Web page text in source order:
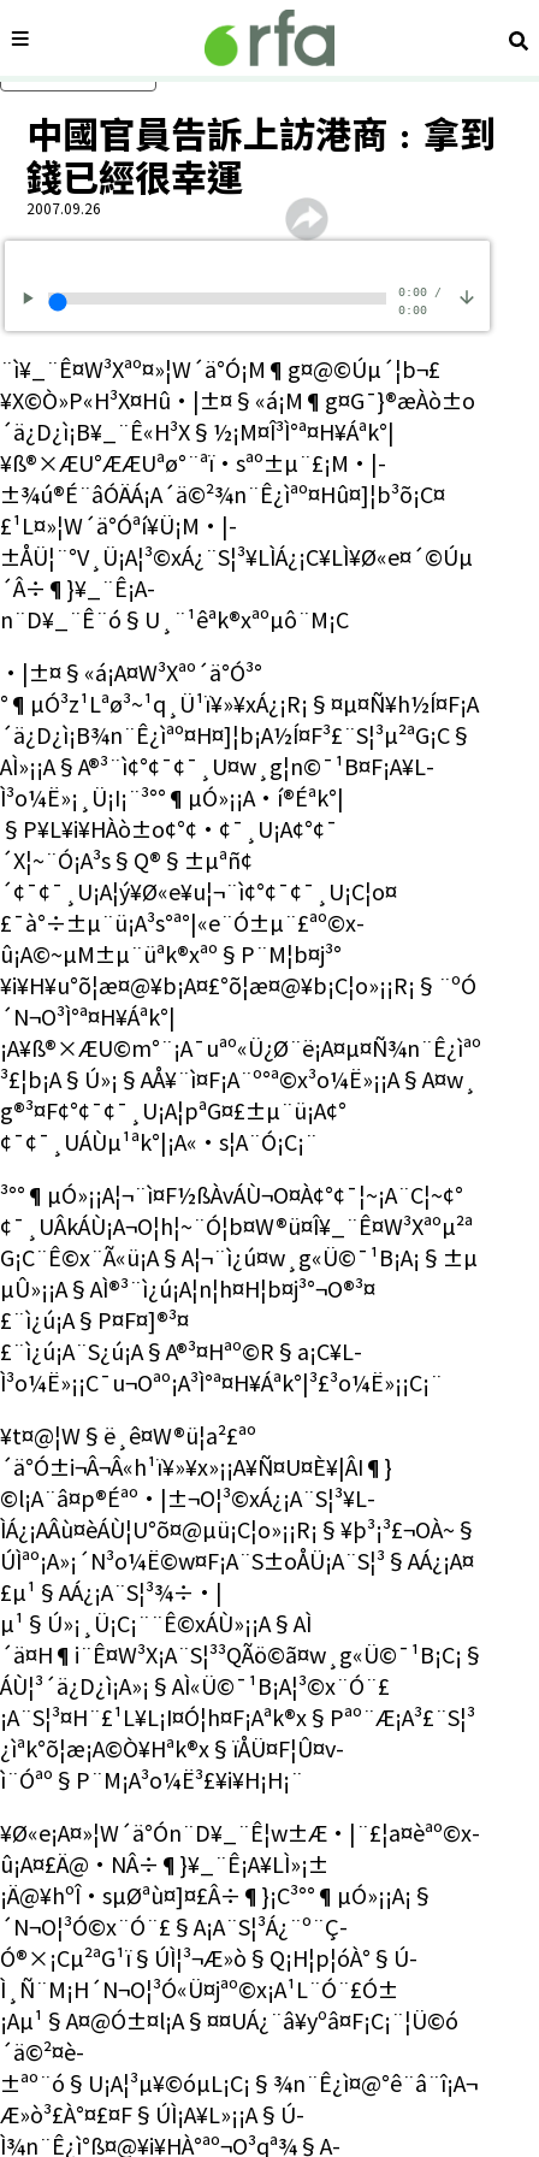
內容分類 搜
中國官員告訴上訪港商﹕拿到
錢已經很幸運
2007.09.26
0:00/
0:00
¨ì¥_¨Ê¤W³Xªº¤»¦W´ä°Ó¡M¶g¤@©Úµ´¦b¬£
¥X©Ò»P«H³X¤H­û·|­±¤§«á¡M¶g¤G¯}®æÀò±o
´ä¿D¿ì¡B¥_¨Ê«H³X§½¡M¤Î³Ì°ª¤H¥Áªk°|
¥ß®×ÆU°ÆÆUªø°¨ªï·sªº±µ¨£¡M·|­
±¾ú®É¨â­ÓÄÁ¡A´ä©²¾n¨Ê¿ìªº¤H­û¤]¦b³õ¡C¤
£¹L¤»¦W´ä°Óªí¥Ü¡M·|­
±ÅÜ¦¨°V¸Ü¡A¦³©xÁ¿¨S¦³¥L­ÌÁ¿¡C¥L­Ì¥Ø«e¤´©Úµ
´Â÷¶}¥_¨Ê¡A­
n¨D¥_¨Ê¨ó§U¸¨¹êªk®xªºµô¨M¡C
·|­±¤§«á¡A¤W³Xªº´ä°Ó³°
°¶µÓ³z¹Lªø³~¹q¸Ü¹ï¥»¥xÁ¿¡R¡§¤µ¤Ñ¥h½Í¤F¡A
´ä¿D¿ì¡B¾n¨Ê¿ìªº¤H¤]¦b¡A½Í¤F³£¨S¦³µ²ªG¡C§
A­Ì»¡¡A§A®³¨ì¢°¢¯¢¯¸U¤w¸g¦n©¯¹B¤F¡A¥L­
Ì³o¼Ë»¡¸Ü¡I¡¨³°°¶µÓ»¡¡A·í®Éªk°|
§P¥L¥i¥HÀò±o¢°¢·¢¯¸U¡A¢°¢¯
´X¦~¨Ó¡A³s§Q®§±µªñ¢
´¢¯¢¯¸U¡A¦ý¥Ø«e¥u¦¬¨ì¢°¢¯¢¯¸U¡C¦o¤
£¯à°÷±µ¨ü¡A³s°ª°|«e¨Ó±µ¨£ªº©x­
û¡A©~µM±µ¨üªk®xªº§P¨M¦b¤j³°
¥i¥H¥u°õ¦æ¤@¥b¡A¤£°õ¦æ¤@¥b¡C¦o»¡¡R¡§¨º­Ó
´N¬O³Ì°ª¤H¥Áªk°|
¡A¥ß®×ÆU©m°¨¡A¯uªº«Ü¿Ø¨ë¡A¤µ¤Ñ¾n¨Ê¿ìªº
³£¦b¡A§Ú»¡§AÅ¥¨ì¤F¡A¨º°ª©x³o¼Ë»¡¡A§A¤w¸
g®³¤F¢°¢¯¢¯¸U¡A¦pªG¤£±µ¨ü¡A¢°
¢¯¢¯¸UÁÙµ¹ªk°|¡A­«·s¦A¨Ó¡C¡¨
³°°¶µÓ»¡¡A¦¬¨ì¤F½ßÀvÁÙ¬O¤À¢°¢¯¦~¡A¨C¦~¢°
¢¯¸UÂkÁÙ¡A¬O¦h¦~¨Ó¦b¤W®ü¤Î¥_¨Ê¤W³Xªºµ²ª
G¡C¨Ê©x¨Ã«ü¡A§A¦¬¨ì¿ú¤w¸g«Ü©¯¹B¡A¡§±µ
µÛ»¡¡A§A­Ì®³¨ì¿ú¡A¦n¦h¤H¦b¤j³°¬O®³¤
£¨ì¿ú¡A§P¤F¤]®³¤
£¨ì¿ú¡A¨S¿ú¡A§A®³¤Hªº©R§a¡C¥L­
Ì³o¼Ë»¡¡C¯u¬Oªº¡A³Ì°ª¤H¥Áªk°|³£³o¼Ë»¡¡C¡¨
¥t¤@¦W§ë¸ê¤W®ü¦a²£ªº
´ä°Ó±i¬Â¬Â«h¹ï¥»¥x»¡¡A¥Ñ¤U¤È¥|ÂI¶}
©l¡A¨â¤p®Éªº·|­±¬O¦³©xÁ¿¡A¨S¦³¥L­
ÌÁ¿¡AÂù¤èÁÙ¦U°õ¤@µü¡C¦o»¡¡R¡§¥þ³¡³£¬OÀ~§
Ú­Ìªº¡A»¡´N³o¼Ë©w¤F¡A¨S±oÅÜ¡A¨S¦³§AÁ¿¡A¤
£µ¹§AÁ¿¡A¨S¦³¾÷·|
µ¹§Ú»¡¸Ü¡C¡¨¨Ê©xÁÙ»¡¡A§A­Ì
´ä¤H¶i¨Ê¤W³X¡A¨S¦³³QÃö©ã¤w¸g«Ü©¯¹B¡C¡§
ÁÙ¦³´ä¿D¿ì¡A»¡§A­Ì«Ü©¯¹B¡A¦³©x¨Ó¨£
¡A¨S¦³¤H¨£¹L¥L¡I¤Ó¦h¤F¡Aªk®x§Pªº¨Æ¡A³£¨S¦³
¿ìªk°õ¦æ¡A©Ò¥Hªk®x§ïÅÜ¤F¦Û¤v­
ì¨Óªº§P¨M¡A³o¼Ë³£¥i¥H¡H¡¨
¥Ø«e¡A¤»¦W´ä°Ó­n¨D¥_¨Ê¦w±Æ·|¨£¦a¤èªº©x­
û¡A¤£Ä@·NÂ÷¶}¥_¨Ê¡A¥L­Ì»¡±
¡Ä@¥hºÎ·sµØªù¤]¤£Â÷¶}¡C³°°¶µÓ»¡¡A¡§
´N¬O¦³­Ó©x¨Ó¨£§A¡A¨S¦³Á¿¨º¨Ç­
Ó®×¡Cµ²ªG¹ï§Ú­Ì¦³¬Æ»ò§Q¡H¦p¦óÀ°§Ú­
Ì¸Ñ¨M¡H´N¬O¦³­Ó«Ü¤jªº©x¡A¹L¨Ó¨£­Ó­±
¡Aµ¹§A¤@­Ó­±¤l¡A§¤¤UÁ¿¨â¥yºâ¤F¡C¡¨¦Ü©ó
´ä©²¤è­
±ªº¨ó§U¡A¦³µ¥©óµL¡C¡§¾n¨Ê¿ì¤@°ê¨â¨î¡A¬
Æ»ò³£À°¤£¤F§Ú­Ì¡A¥L»¡¡A§Ú­
Ì¾n¨Ê¿ì°ß¤@¥i¥HÀ°ªº¬O³qª¾§A­